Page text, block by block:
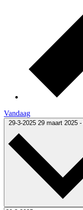
Vandaag
29-3-2025 29 maart 2025 -